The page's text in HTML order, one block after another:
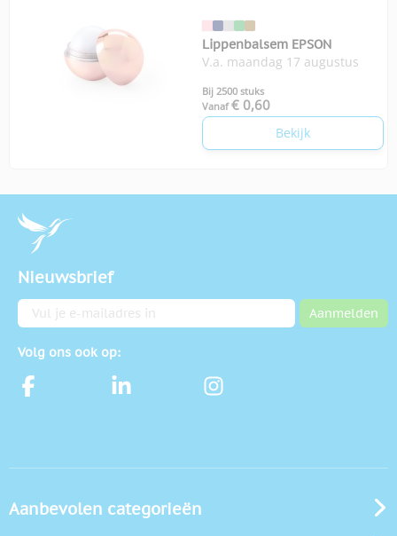
Lippenbalsem EPSON
V.a. maandag 17 augustus
Bij 2500 stuks
Vanaf € 0,60
Bekijk
Nieuwsbrief
E-mailadres Aanmelden
Volg ons ook op:
Aanbevolen categorieën